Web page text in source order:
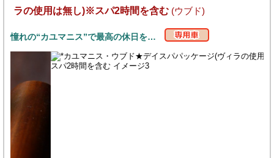
ラの使用は無し)※スパ2時間を含む (ウブド)
憧れの“カユマニス”で最高の休日を…